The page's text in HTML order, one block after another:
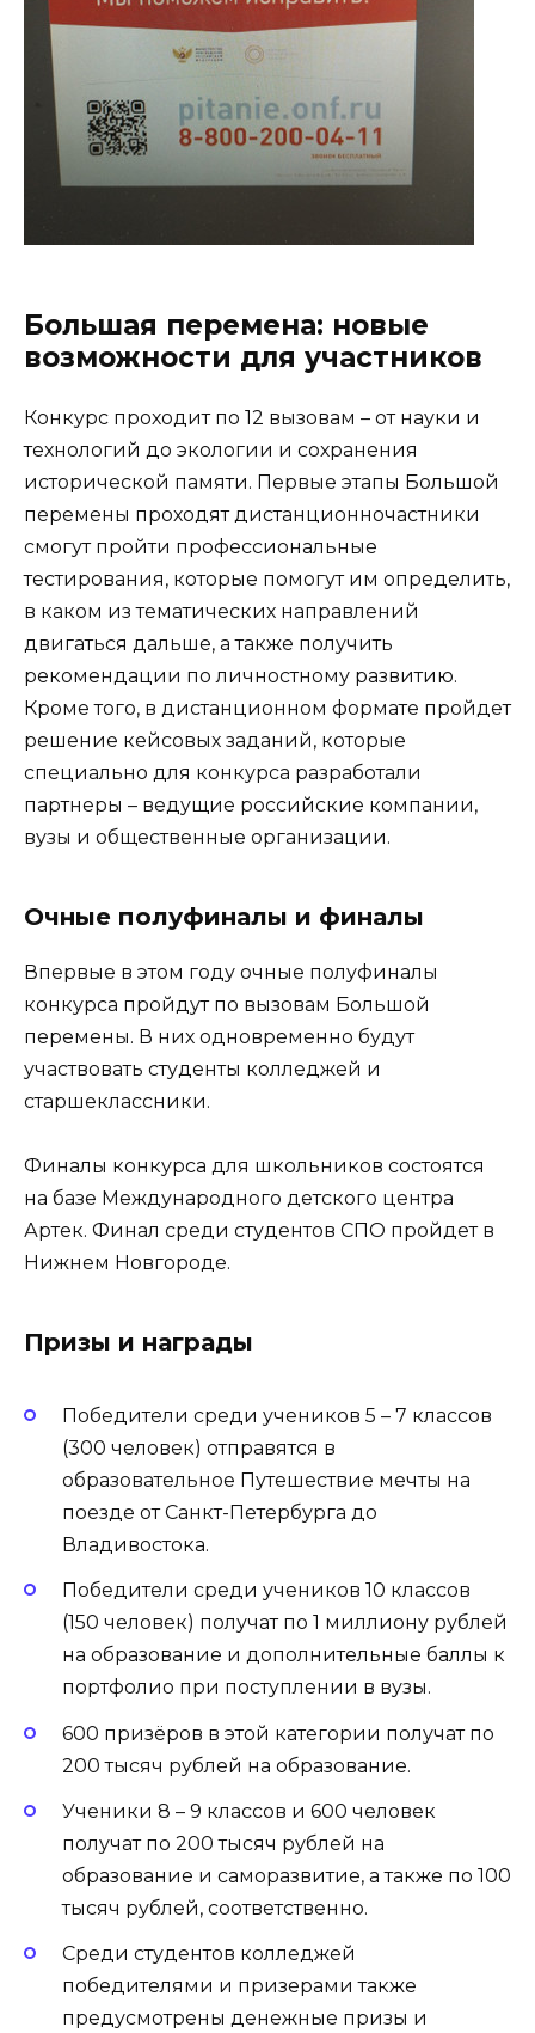
Большая перемена: новые
возможности для участников
Конкурс проходит по 12 вызовам – от науки и
технологий до экологии и сохранения
исторической памяти. Первые этапы Большой
перемены проходят дистанционночастники
смогут пройти профессиональные
тестирования, которые помогут им определить,
в каком из тематических направлений
двигаться дальше, а также получить
рекомендации по личностному развитию.
Кроме того, в дистанционном формате пройдет
решение кейсовых заданий, которые
специально для конкурса разработали
партнеры – ведущие российские компании,
вузы и общественные организации.
Очные полуфиналы и финалы
Впервые в этом году очные полуфиналы
конкурса пройдут по вызовам Большой
перемены. В них одновременно будут
участвовать студенты колледжей и
старшеклассники.
Финалы конкурса для школьников состоятся
на базе Международного детского центра
Артек. Финал среди студентов СПО пройдет в
Нижнем Новгороде.
Призы и награды
Победители среди учеников 5 – 7 классов
(300 человек) отправятся в
образовательное Путешествие мечты на
поезде от Санкт-Петербурга до
Владивостока.
Победители среди учеников 10 классов
(150 человек) получат по 1 миллиону рублей
на образование и дополнительные баллы к
портфолио при поступлении в вузы.
600 призёров в этой категории получат по
200 тысяч рублей на образование.
Ученики 8 – 9 классов и 600 человек
получат по 200 тысяч рублей на
образование и саморазвитие, а также по 100
тысяч рублей, соответственно.
Среди студентов колледжей
победителями и призерами также
предусмотрены денежные призы и